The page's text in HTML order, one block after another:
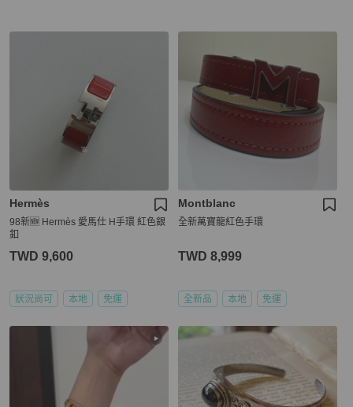
Hermès
98新🆕 Hermès 愛馬仕 H手環 紅色銀
釦
TWD 9,600
狀況尚可 本地 免運
Montblanc
全新萬寶龍紅色手環
TWD 8,999
全新品 本地 免運